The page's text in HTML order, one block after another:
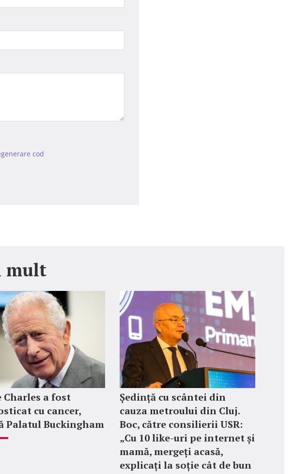
cod
mult
Charles a fost
cu cancer,
Palatul Buckingham
Ședință cu scântei din
cauza metroului din Cluj.
Boc, către consilierii USR:
„Cu 10 like-uri pe internet și
mamă, mergeți acasă,
explicați la soție cât de bun